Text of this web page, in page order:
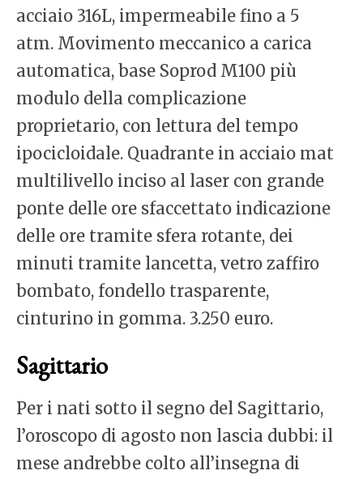
acciaio 316L, impermeabile fino a 5
atm. Movimento meccanico a carica
automatica, base Soprod M100 più
modulo della complicazione
proprietario, con lettura del tempo
ipocicloidale. Quadrante in acciaio mat
multilivello inciso al laser con grande
ponte delle ore sfaccettato indicazione
delle ore tramite sfera rotante, dei
minuti tramite lancetta, vetro zaffiro
bombato, fondello trasparente,
cinturino in gomma. 3.250 euro.
Sagittario
Per i nati sotto il segno del Sagittario,
l’oroscopo di agosto non lascia dubbi: il
mese andrebbe colto all’insegna di